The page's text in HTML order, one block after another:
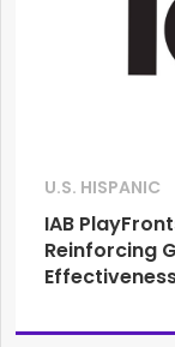
U.S. HISPANIC
IAB
Reinforcing